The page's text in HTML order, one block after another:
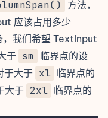
方法，
应该占用多少
，我们希望 TextInput
于 sm 临界点的设
于大于 xl 临界点的
大于 2xl 临界点的